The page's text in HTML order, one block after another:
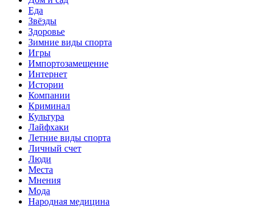
Еда
Звёзды
Здоровье
Зимние виды спорта
Игры
Импортозамещение
Интернет
Истории
Компании
Криминал
Культура
Лайфхаки
Летние виды спорта
Личный счет
Люди
Места
Мнения
Мода
Народная медицина